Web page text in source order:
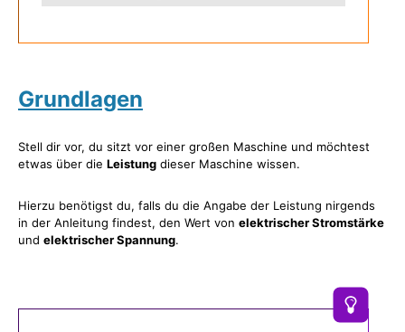
Grundlagen
Stell dir vor, du sitzt vor einer großen Maschine und möchtest
etwas über die Leistung dieser Maschine wissen.
Hierzu benötigst du, falls du die Angabe der Leistung nirgends
in der Anleitung findest, den Wert von elektrischer Stromstärke
und elektrischer Spannung.